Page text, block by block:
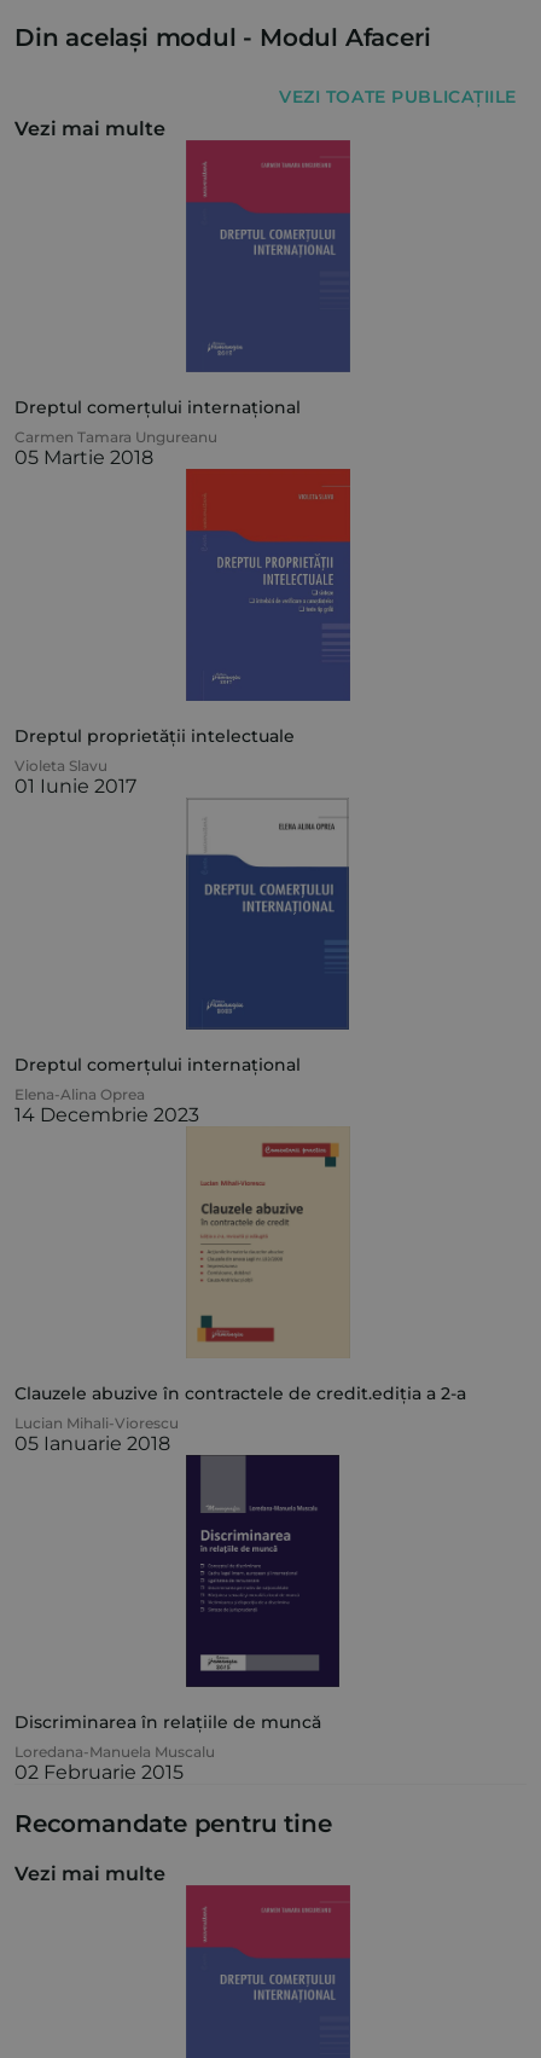
Din același modul - Modul Afaceri
VEZI TOATE PUBLICAȚIILE
Vezi mai multe
Dreptul comerțului internațional
Carmen Tamara Ungureanu
05 Martie 2018
Dreptul proprietății intelectuale
Violeta Slavu
01 Iunie 2017
Dreptul comerțului internațional
Elena-Alina Oprea
14 Decembrie 2023
Clauzele abuzive în contractele de credit.ediția a 2-a
Lucian Mihali-Viorescu
05 Ianuarie 2018
Discriminarea în relațiile de muncă
Loredana-Manuela Muscalu
02 Februarie 2015
Recomandate pentru tine
Vezi mai multe